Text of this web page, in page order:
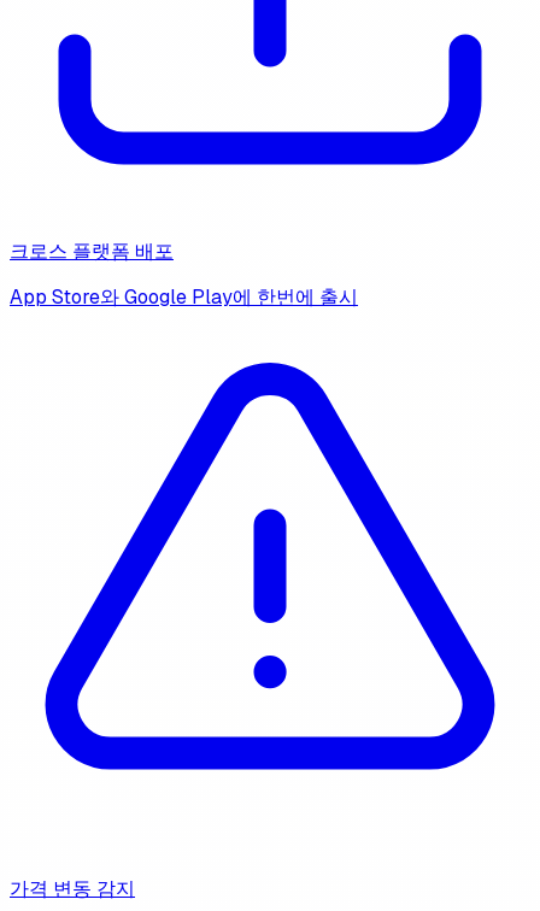
크로스 플랫폼 배포
App Store와 Google Play에 한번에 출시
가격 변동 감지